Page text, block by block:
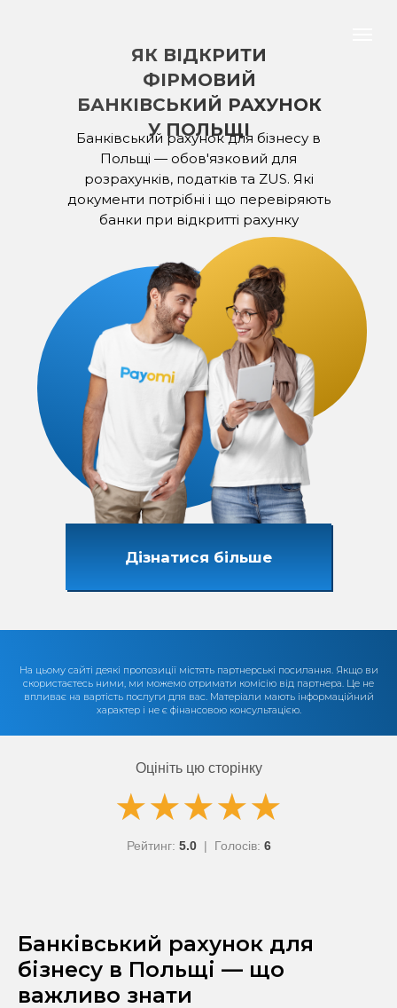
Банківський рахунок для бізнесу в
Польщі — обов'язковий для
розрахунків, податків та ZUS. Які
документи потрібні і що перевіряють
банки при відкритті рахунку
ЯК ВІДКРИТИ
ФІРМОВИЙ
БАНКІВСЬКИЙ РАХУНОК
У ПОЛЬЩІ
Дізнатися більше
На цьому сайті деякі пропозиції містять партнерські посилання. Якщо ви
скористаєтесь ними, ми можемо отримати комісію від партнера. Це не
впливає на вартість послуги для вас. Матеріали мають інформаційний
характер і не є фінансовою консультацією.
Оцініть цю сторінку
★
★★
★★
★★
★★
★
Рейтинг: 5.0| Голосів: 6
Банківський рахунок для
бізнесу в Польщі — що
важливо знати